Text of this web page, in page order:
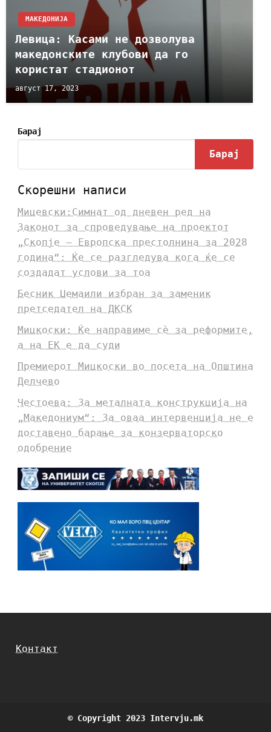
МАКЕДОНИЈА
Левица: Касами не дозволува
македонските клубови да го
користат стадионот
август 17, 2023
Барај
Барај
Скорешни написи
Мицевски:Симнат од дневен ред на
Законот за спроведување на проектот
„Скопје – Европска престолнина за 2028
година“: Ќе се разгледува кога ќе се
создадат услови за тоа
Бесник Џемаили избран за заменик
претседател на ДКСК
Мицкоски: Ќе направиме сè за реформите,
а на ЕК е да суди
Премиерот Мицкоски во посета на Општина
Делчево
Честоева: За металната конструкција на
„Македониум“: За оваа интервенција не е
доставено барање за конзерваторско
одобрение
Контакт
© Copyright 2023 Intervju.mk